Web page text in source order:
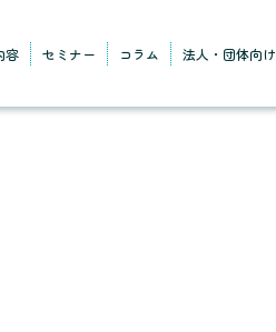
容 セミナー コラム 法人・団体向け